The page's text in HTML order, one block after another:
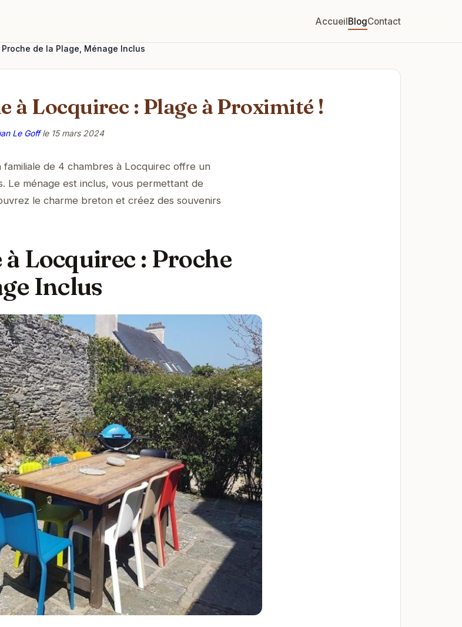
AccueilBlogContact
de la Plage, Ménage Inclus
Locquirec : Plage à Proximité !
Le Goffle 15 mars 2024
de 4 chambres à Locquirec offre un
Le ménage est inclus, vous permettant de
le charme breton et créez des souvenirs
Locquirec : Proche
Inclus